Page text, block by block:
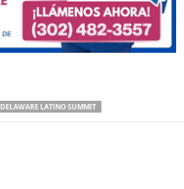
DELAWARE LATINO SUMMIT